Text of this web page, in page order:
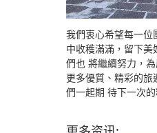
我們衷心希望每一位
中收穫滿滿，留下
們也 將繼續努力，
更多優質、精彩的
們一起期 待下一次的